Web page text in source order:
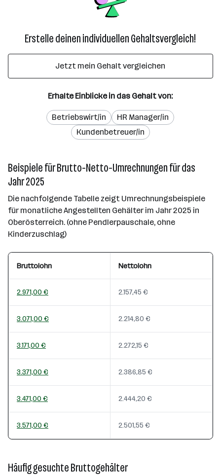
Erstelle deinen individuellen Gehaltsvergleich!
Jetzt mein Gehalt vergleichen
Erhalte Einblicke in das Gehalt von:
Betriebswirt/in
HR Manager/in
Kundenbetreuer/in
Beispiele für Brutto-Netto-Umrechnungen für das
Jahr 2025
Die nachfolgende Tabelle zeigt Umrechnungsbeispiele
für monatliche Angestellten Gehälter im Jahr 2025 in
Oberösterreich. (ohne Pendlerpauschale, ohne
Kinderzuschlag)
Bruttolohn Nettolohn
2.971,00 € 2.157,45 €
3.071,00 € 2.214,80 €
3.171,00 € 2.272,15 €
3.371,00 € 2.386,85 €
3.471,00 € 2.444,20 €
3.571,00 € 2.501,55 €
Häufig gesuchte Bruttogehälter